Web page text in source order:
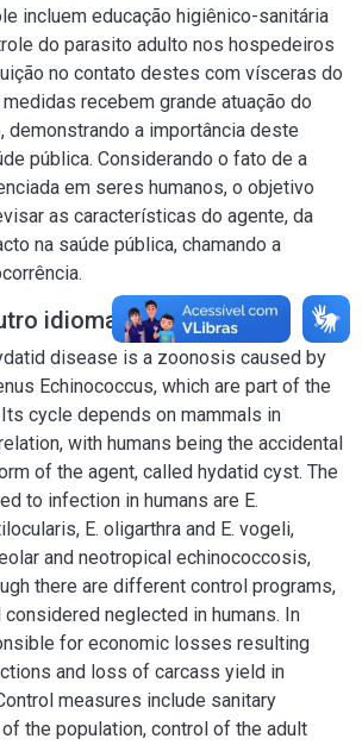
incluem educação higiênico-sanitária
do parasito adulto nos hospedeiros
no contato destes com vísceras do
recebem grande atuação do
demonstrando a importância deste
pública. Considerando o fato de a
em seres humanos, o objetivo
as características do agente, da
na saúde pública, chamando a
idioma
disease is a zoonosis caused by
Echinococcus, which are part of the
cycle depends on mammals in
with humans being the accidental
of the agent, called hydatid cyst. The
to infection in humans are E.
E. oligarthra and E. vogeli,
and neotropical echinococcosis,
there are different control programs,
neglected in humans. In
for economic losses resulting
and loss of carcass yield in
measures include sanitary
the population, control of the adult